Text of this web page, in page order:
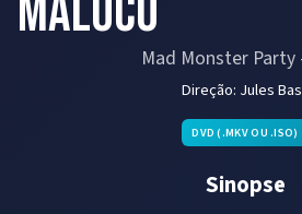
maluco
Mad Monster Party
Direção: Jules
DVD (.MKV OU .ISO)
Sinopse